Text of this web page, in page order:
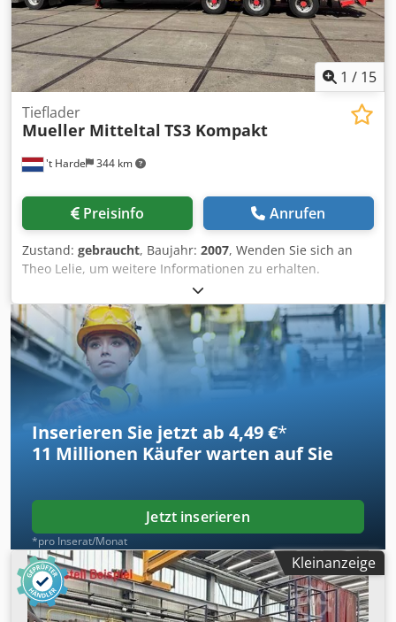
1 / 15
't Harde 344 km
Tieflader
Mueller Mitteltal TS3 Kompakt
Preisinfo Anrufen
Zustand: gebraucht, Baujahr: 2007, Wenden Sie sich an
Theo Lelie, um weitere Informationen zu erhalten.
Inserieren Sie jetzt ab 4,49 €*
11 Millionen Käufer warten auf Sie
Jetzt inserieren
*pro Inserat/Monat
Kleinanzeige